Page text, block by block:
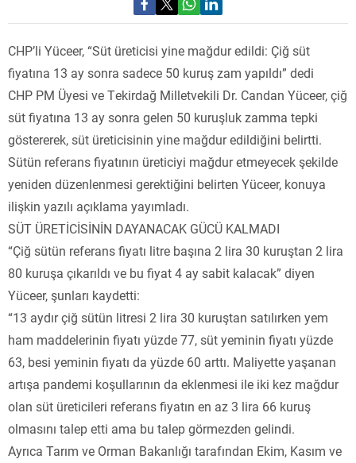
CHP’li Yüceer, “Süt üreticisi yine mağdur edildi: Çiğ süt
fiyatına 13 ay sonra sadece 50 kuruş zam yapıldı” dedi
CHP PM Üyesi ve Tekirdağ Milletvekili Dr. Candan Yüceer, çiğ
süt fiyatına 13 ay sonra gelen 50 kuruşluk zamma tepki
göstererek, süt üreticisinin yine mağdur edildiğini belirtti.
Sütün referans fiyatının üreticiyi mağdur etmeyecek şekilde
yeniden düzenlenmesi gerektiğini belirten Yüceer, konuya
ilişkin yazılı açıklama yayımladı.
SÜT ÜRETİCİSİNİN DAYANACAK GÜCÜ KALMADI
“Çiğ sütün referans fiyatı litre başına 2 lira 30 kuruştan 2 lira
80 kuruşa çıkarıldı ve bu fiyat 4 ay sabit kalacak” diyen
Yüceer, şunları kaydetti:
“13 aydır çiğ sütün litresi 2 lira 30 kuruştan satılırken yem
ham maddelerinin fiyatı yüzde 77, süt yeminin fiyatı yüzde
63, besi yeminin fiyatı da yüzde 60 arttı. Maliyette yaşanan
artışa pandemi koşullarının da eklenmesi ile iki kez mağdur
olan süt üreticileri referans fiyatın en az 3 lira 66 kuruş
olmasını talep etti ama bu talep görmezden gelindi.
Ayrıca Tarım ve Orman Bakanlığı tarafından Ekim, Kasım ve